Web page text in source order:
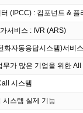
터 (IPCC) : 컴포넌트 &
서비스 : IVR (ARS)
화자동응답시스템)서비
무가 많은 기업을 위한
시스템
시스템 실제 기능